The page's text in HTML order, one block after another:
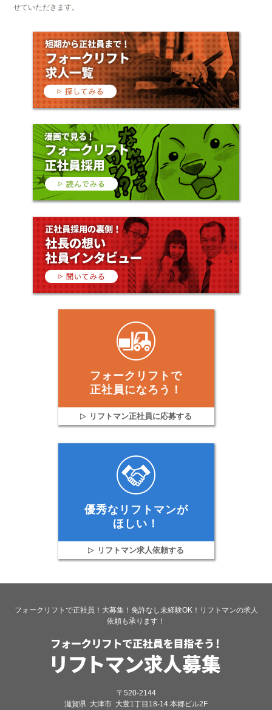
せていただきます。
フォークリフトで
正社員になろう！
リフトマン正社員に応募する
優秀なリフトマンが
ほしい！
リフトマン求人依頼する
フォークリフトで正社員！大募集！免許なし未経験OK！リフトマンの求人
依頼も承ります！
〒520-2144
滋賀県 大津市 大萱1丁目18-14 本郷ビル2F